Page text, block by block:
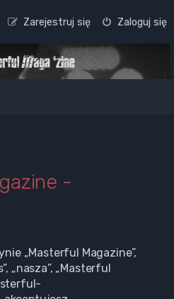
Zaloguj się
Zarejestruj się
-
„Masterful Magazine”,
„nasza”, „Masterful